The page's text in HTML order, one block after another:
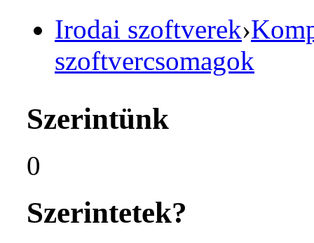
Irodai szoftverek›
szoftvercsomagok
Szerintünk
0
Szerintetek?